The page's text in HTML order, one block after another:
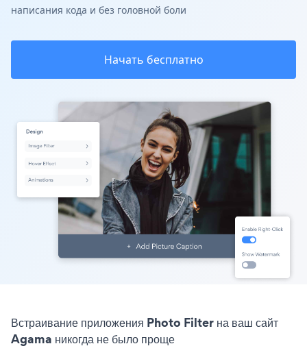
написания кода и без головной боли
Начать бесплатно
Встраивание приложения Photo Filter на ваш сайт
Agama никогда не было проще